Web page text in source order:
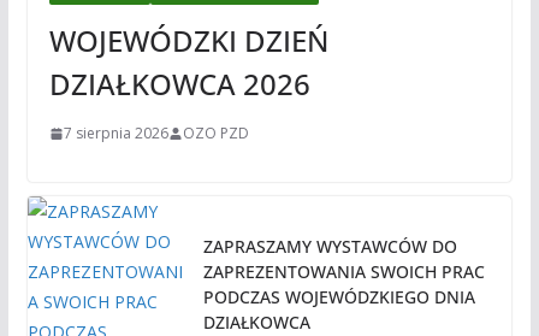
WOJEWÓDZKI DZIEŃ
DZIAŁKOWCA 2026
7 sierpnia 2026 OZO PZD
ZAPRASZAMY WYSTAWCÓW DO
ZAPREZENTOWANIA SWOICH PRAC
PODCZAS WOJEWÓDZKIEGO DNIA
DZIAŁKOWCA